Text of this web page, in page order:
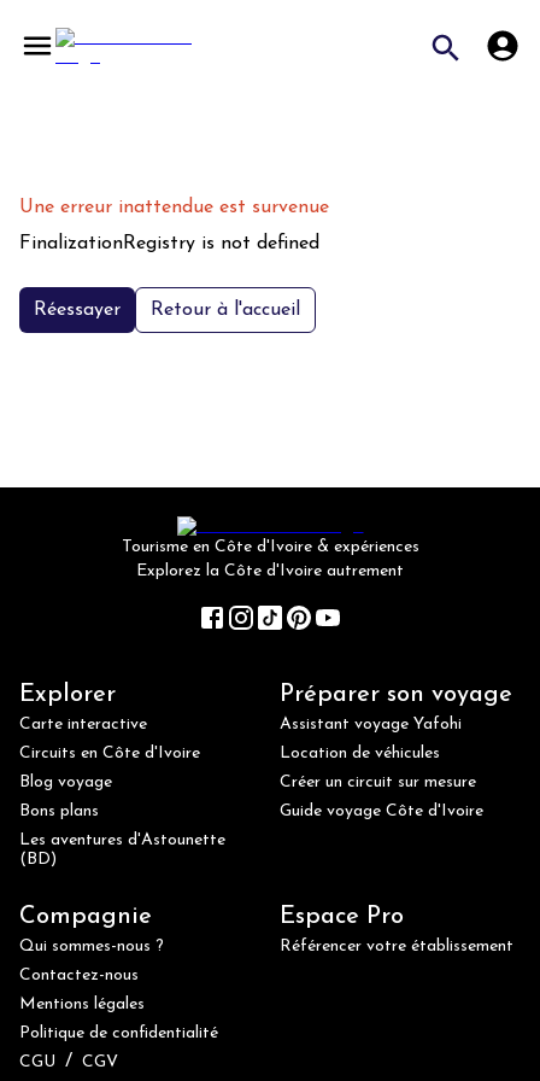
Une erreur inattendue est survenue
FinalizationRegistry is not defined
Réessayer Retour à l'accueil
Tourisme en Côte d'Ivoire & expériences
Explorez la Côte d'Ivoire autrement
Explorer
Carte interactive
Circuits en Côte d'Ivoire
Blog voyage
Bons plans
Les aventures d'Astounette
(BD)
Préparer son voyage
Assistant voyage Yafohi
Location de véhicules
Créer un circuit sur mesure
Guide voyage Côte d'Ivoire
Compagnie
Qui sommes-nous ?
Contactez-nous
Mentions légales
Politique de confidentialité
CGU / CGV
Espace Pro
Référencer votre établissement